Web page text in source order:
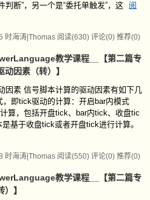
断”，另一个是“委托单触发”，这
阅
时海涛|Thomas 阅读(630) 评论(0) 推荐(0)
教学课程__【第二篇专
因素（转）】
因素 信号脚本计算的驱动因素有如下几
即tick驱动的计算：开启bar内模式
算，包括开盘tick、bar内tick、收盘tic
基于收盘tick或者开盘tick进行计算。
时海涛|Thomas 阅读(550) 评论(0) 推荐(0)
教学课程__【第二篇专
】